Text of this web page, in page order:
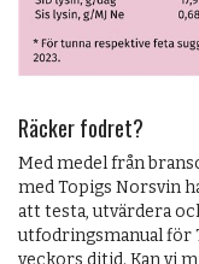
Räcker fodret?
Med medel från
med Topigs Norsvin
att testa, utvärdera
utfodringsmanual för